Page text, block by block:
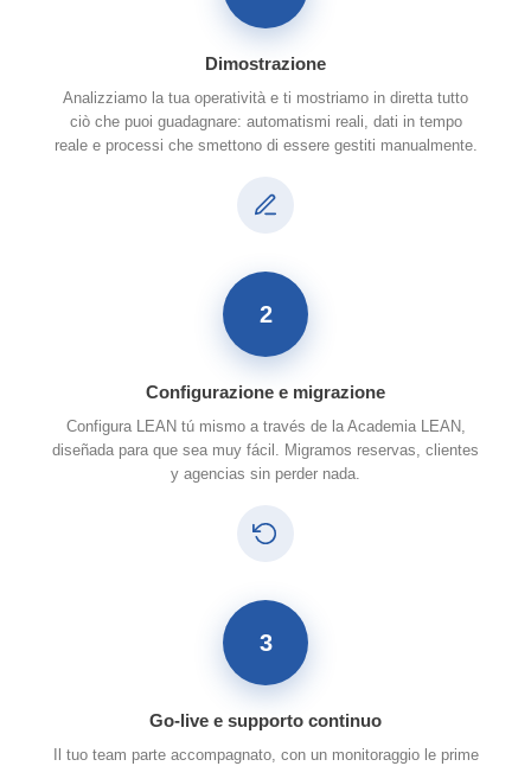
Dimostrazione
Analizziamo la tua operatività e ti mostriamo in diretta tutto
ciò che puoi guadagnare: automatismi reali, dati in tempo
reale e processi che smettono di essere gestiti manualmente.
2
Configurazione e migrazione
Configura LEAN tú mismo a través de la Academia LEAN,
diseñada para que sea muy fácil. Migramos reservas, clientes
y agencias sin perder nada.
3
Go-live e supporto continuo
Il tuo team parte accompagnato, con un monitoraggio le prime